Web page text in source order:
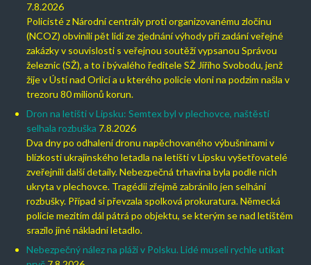
7.8.2026
Policisté z Národní centrály proti organizovanému zločinu
(NCOZ) obvinili pět lidí ze zjednání výhody při zadání veřejné
zakázky v souvislosti s veřejnou soutěží vypsanou Správou
železnic (SŽ), a to i bývalého ředitele SŽ Jiřího Svobodu, jenž
žije v Ústí nad Orlicí a u kterého policie vloni na podzim našla v
trezoru 80 milionů korun.
Dron na letišti v Lipsku: Semtex byl v plechovce, naštěstí
selhala rozbuška 7.8.2026
Dva dny po odhalení dronu napěchovaného výbušninami v
blízkosti ukrajinského letadla na letišti v Lipsku vyšetřovatelé
zveřejnili další detaily. Nebezpečná trhavina byla podle nich
ukryta v plechovce. Tragédii zřejmě zabránilo jen selhání
rozbušky. Případ si převzala spolková prokuratura. Německá
policie mezitím dál pátrá po objektu, se kterým se nad letištěm
srazilo jiné nákladní letadlo.
Nebezpečný nález na pláži v Polsku. Lidé museli rychle utíkat